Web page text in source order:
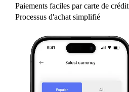
Paiements faciles par carte de crédit
Processus d'achat simplifié